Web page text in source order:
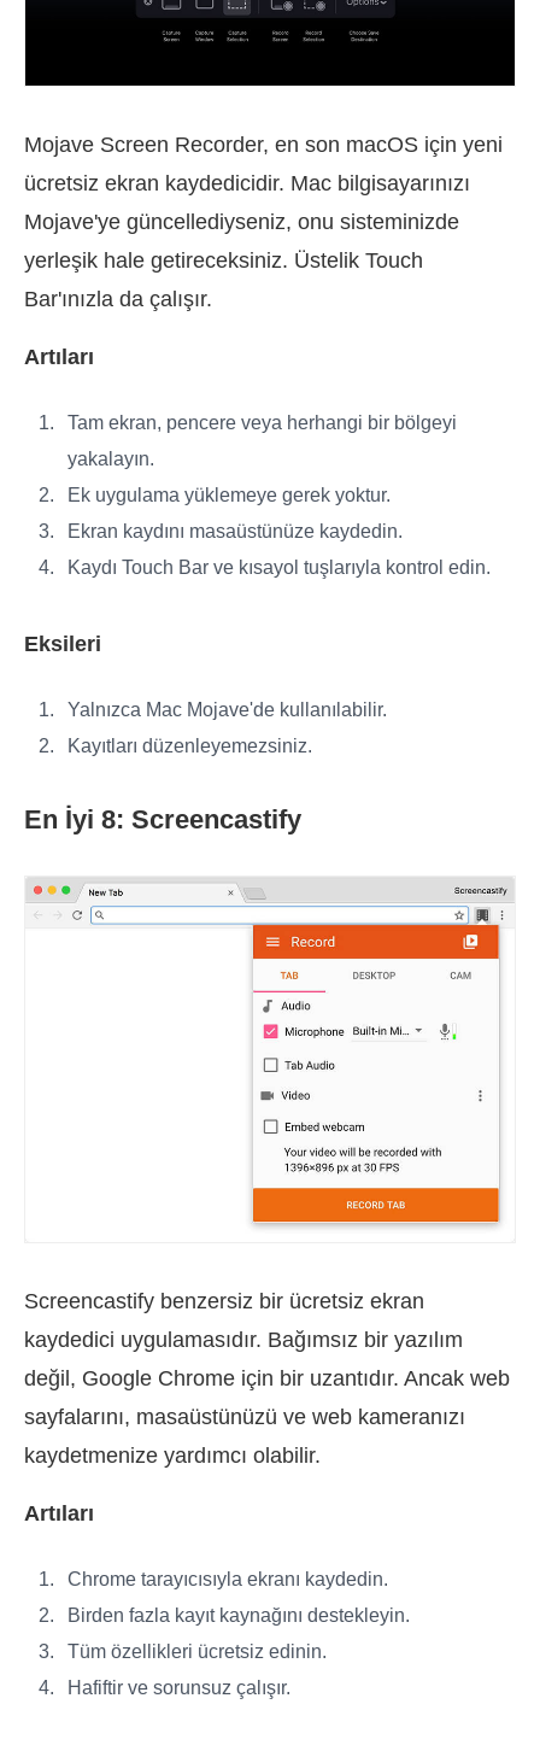
Mojave Screen Recorder, en son macOS için yeni
ücretsiz ekran kaydedicidir. Mac bilgisayarınızı
Mojave'ye güncellediyseniz, onu sisteminizde
yerleşik hale getireceksiniz. Üstelik Touch
Bar'ınızla da çalışır.
Artıları
Tam ekran, pencere veya herhangi bir bölgeyi
yakalayın.
Ek uygulama yüklemeye gerek yoktur.
Ekran kaydını masaüstünüze kaydedin.
Kaydı Touch Bar ve kısayol tuşlarıyla kontrol edin.
Eksileri
Yalnızca Mac Mojave'de kullanılabilir.
Kayıtları düzenleyemezsiniz.
En İyi 8: Screencastify
Screencastify benzersiz bir ücretsiz ekran
kaydedici uygulamasıdır. Bağımsız bir yazılım
değil, Google Chrome için bir uzantıdır. Ancak web
sayfalarını, masaüstünüzü ve web kameranızı
kaydetmenize yardımcı olabilir.
Artıları
Chrome tarayıcısıyla ekranı kaydedin.
Birden fazla kayıt kaynağını destekleyin.
Tüm özellikleri ücretsiz edinin.
Hafiftir ve sorunsuz çalışır.